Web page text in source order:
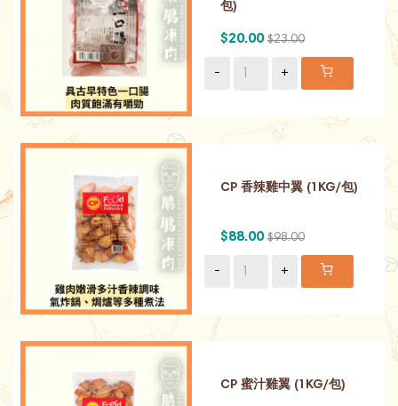
包)
$20.00 $23.00
- +
CP 香辣雞中翼 (1KG/包)
$88.00 $98.00
- +
CP 蜜汁雞翼 (1KG/包)